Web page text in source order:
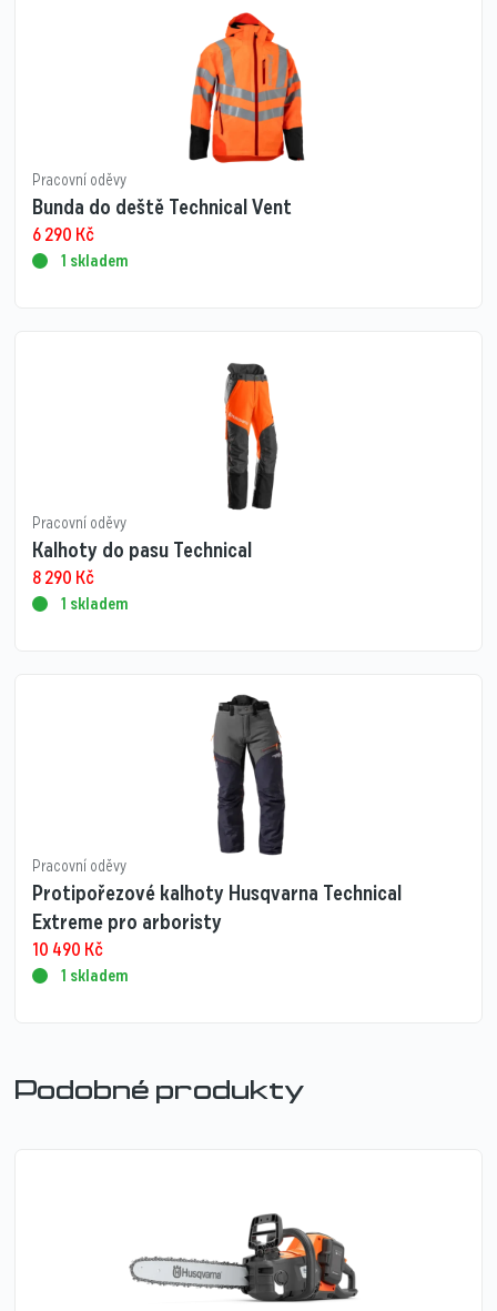
Pracovní oděvy
Bunda do deště Technical Vent
6 290 Kč
1 skladem
Pracovní oděvy
Kalhoty do pasu Technical
8 290 Kč
1 skladem
Pracovní oděvy
Protipořezové kalhoty Husqvarna Technical
Extreme pro arboristy
10 490 Kč
1 skladem
Podobné produkty